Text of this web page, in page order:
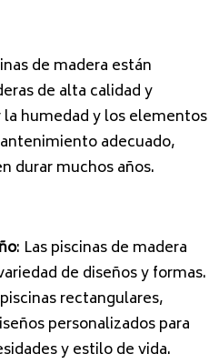
de madera están
de alta calidad y
humedad y los elementos
adecuado,
durar muchos años.
: Las piscinas de madera
de diseños y formas.
rectangulares,
personalizados para
y estilo de vida.